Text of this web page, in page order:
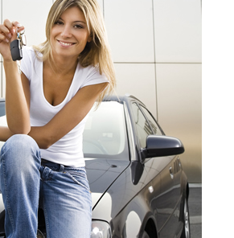
NA CARTA? O
se na CR&M para
Rodoviária
práticos !